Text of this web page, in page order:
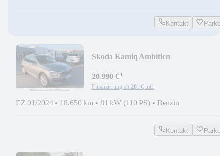
Kontakt
Skoda Kamiq Ambition
20.990 €¹
Finanzierung ab 201 € mtl.
EZ 01/2024 • 18.650 km • 81 kW (110 PS) • Benzin
Kontakt